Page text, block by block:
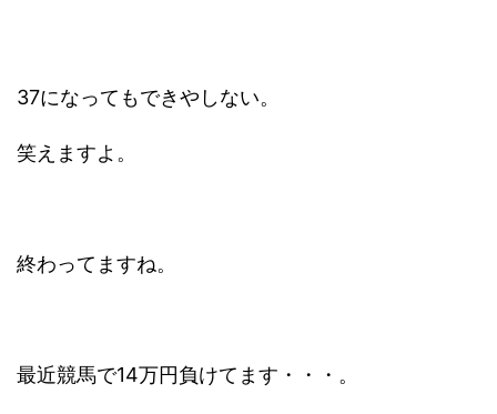
37になってもできやしない。
笑えますよ。
終わってますね。
最近競馬で14万円負けてます・・・。